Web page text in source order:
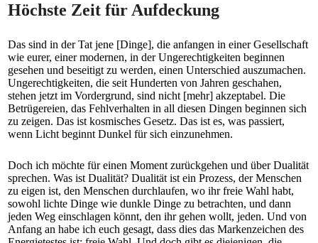
Höchste Zeit für Aufdeckung
Das sind in der Tat jene [Dinge], die anfangen in einer Gesellschaft
wie eurer, einer modernen, in der Ungerechtigkeiten beginnen
gesehen und beseitigt zu werden, einen Unterschied auszumachen.
Ungerechtigkeiten, die seit Hunderten von Jahren geschahen,
stehen jetzt im Vordergrund, sind nicht [mehr] akzeptabel. Die
Betrügereien, das Fehlverhalten in all diesen Dingen beginnen sich
zu zeigen. Das ist kosmisches Gesetz. Das ist es, was passiert,
wenn Licht beginnt Dunkel für sich einzunehmen.
Doch ich möchte für einen Moment zurückgehen und über Dualität
sprechen. Was ist Dualität? Dualität ist ein Prozess, der Menschen
zu eigen ist, den Menschen durchlaufen, wo ihr freie Wahl habt,
sowohl lichte Dinge wie dunkle Dinge zu betrachten, und dann
jeden Weg einschlagen könnt, den ihr gehen wollt, jeden. Und von
Anfang an habe ich euch gesagt, dass dies das Markenzeichen des